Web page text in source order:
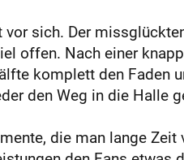
sich. Der
offen. Nach einer
komplett den Faden
den Weg in die Halle
die man lange Zeit